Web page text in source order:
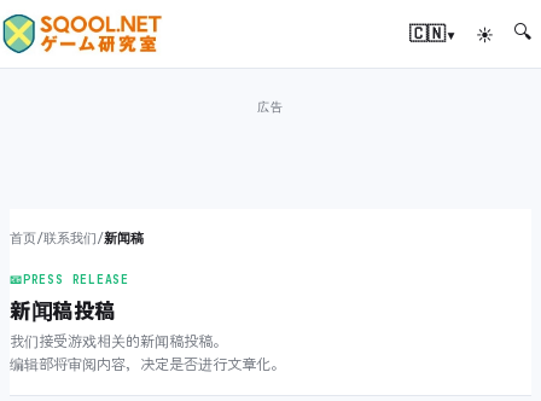
🇨🇳▾ ☀ 🔍
首页/联系我们/新闻稿
📧PRESS RELEASE
新闻稿投稿
我们接受游戏相关的新闻稿投稿。
编辑部将审阅内容，决定是否进行文章化。